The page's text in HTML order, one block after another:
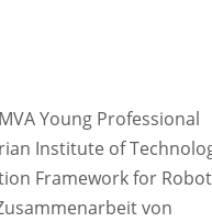
Young Professional
Institute of
Framework for
von